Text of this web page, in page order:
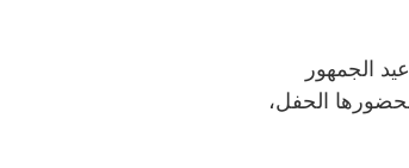
الجمهور
الحفل،